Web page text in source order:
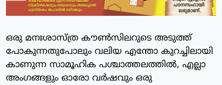
ഒരു മനഃശാസ്ത്ര കൗൺസിലറുടെ അടുത്ത്
പോകുന്നതുപോലും വലിയ എന്തോ കുറച്ചിലായി
കാണുന്ന സാമൂഹിക പശ്ചാത്തലത്തിൽ, എല്ലാ
അംഗങ്ങളും ഓരോ വർഷവും ഒരു